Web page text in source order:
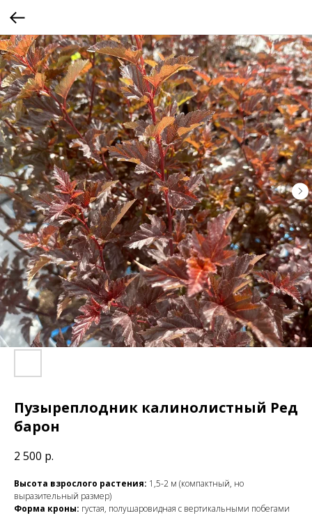
Пузыреплодник калинолистный Ред
барон
2 500 р.
Высота взрослого растения: 1,5-2 м (компактный, но
выразительный размер)
Форма кроны: густая, полушаровидная с вертикальными побегами